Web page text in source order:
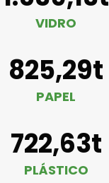
VIDRO
825,29t
PAPEL
722,63t
PLÁSTICO